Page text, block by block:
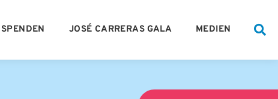
SPENDEN JOSÉ CARRERAS GALA MEDIEN